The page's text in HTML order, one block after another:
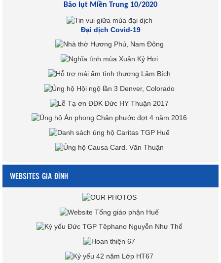
Bão lụt Miền Trung 10/2020
Đại dịch Covid-19
WEBSITES GIA ĐÌNH